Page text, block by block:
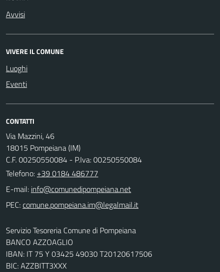
Avvisi
VIVERE IL COMUNE
Luoghi
Eventi
CONTATTI
Via Mazzini, 46
18015 Pompeiana (IM)
C.F. 00250550084 - P.Iva: 00250550084
Telefono: +39 0184 486777
E-mail:
PEC:
Servizio Tesoreria Comune di Pompeiana
BANCO AZZOAGLIO
IBAN: IT 75 Y 03425 49030 T20120617506
BIC: AZZBITT3XXX